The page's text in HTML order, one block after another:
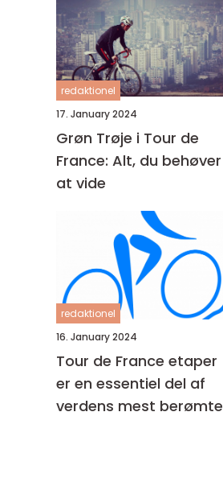
redaktionel
17. January 2024
Grøn Trøje i Tour de
France: Alt, du behøver
at vide
redaktionel
16. January 2024
Tour de France etaper
er en essentiel del af
verdens mest berømte